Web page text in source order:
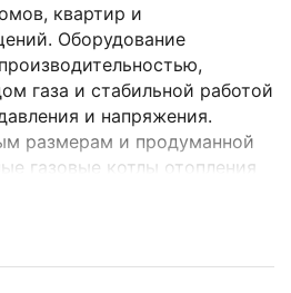
квартир и
Оборудование
газа и стабильной работой
и напряжения.
размерам и продуманной
газовые котлы отопления
и эксплуатации,